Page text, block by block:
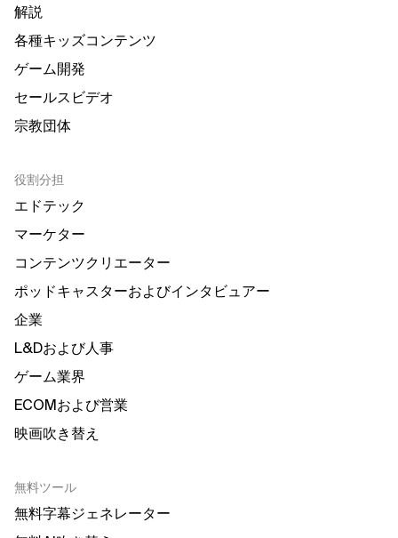
解説
各種キッズコンテンツ
ゲーム開発
セールスビデオ
宗教団体
役割分担
エドテック
マーケター
コンテンツクリエーター
ポッドキャスターおよびインタビュアー
企業
L&Dおよび人事
ゲーム業界
ECOMおよび営業
映画吹き替え
無料ツール
無料字幕ジェネレーター